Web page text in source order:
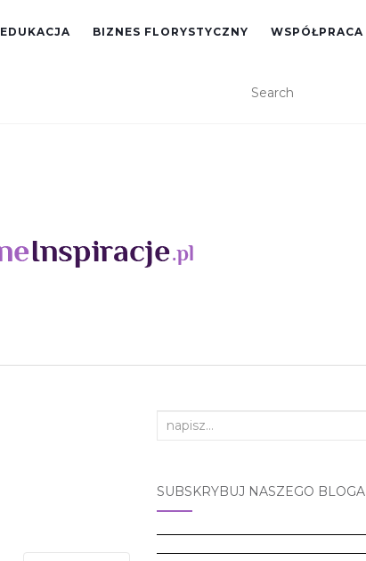
EDUKACJA BIZNES FLORYSTYCZNY WSPÓŁPRACA
Search
SUBSKRYBUJ NASZEGO BLOGA